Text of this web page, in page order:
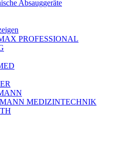
Absauggeräte
PROFESSIONAL
MEDIZINTECHNIK